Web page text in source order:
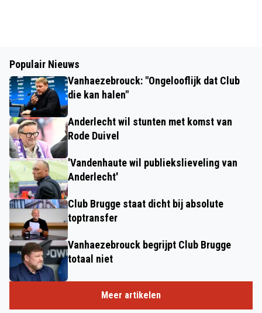
Populair Nieuws
Vanhaezebrouck: "Ongelooflijk dat Club
die kan halen"
Anderlecht wil stunten met komst van
Rode Duivel
'Vandenhaute wil publiekslieveling van
Anderlecht'
Club Brugge staat dicht bij absolute
toptransfer
Vanhaezebrouck begrijpt Club Brugge
totaal niet
Meer artikelen